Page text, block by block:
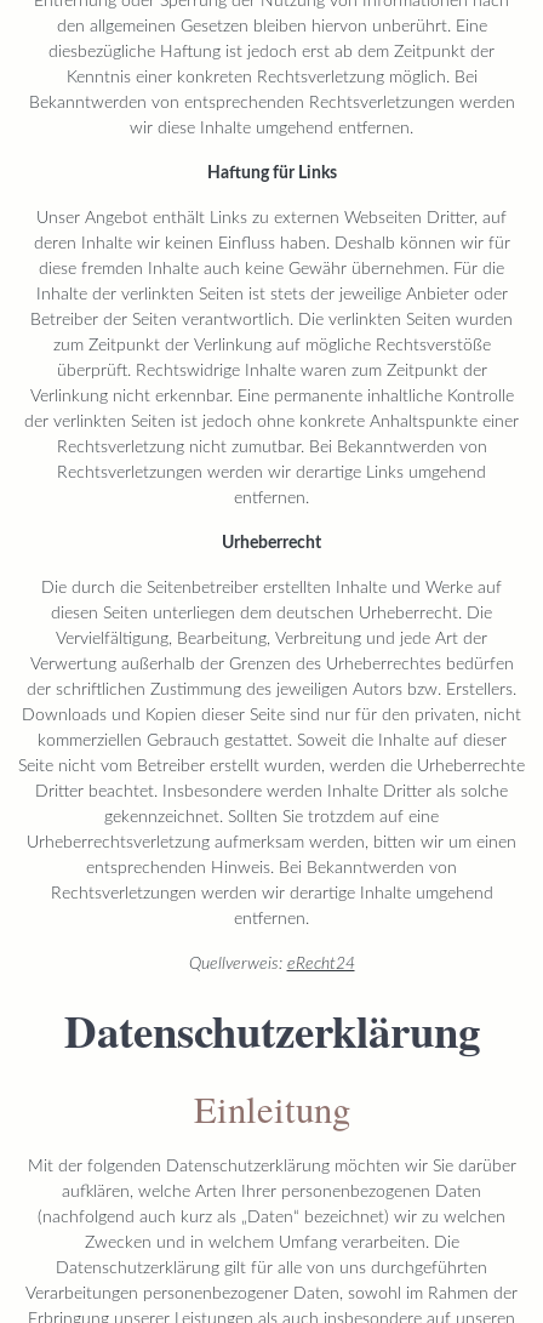
den allgemeinen Gesetzen bleiben hiervon unberührt. Eine
diesbezügliche Haftung ist jedoch erst ab dem Zeitpunkt der
Kenntnis einer konkreten Rechtsverletzung möglich. Bei
Bekanntwerden von entsprechenden Rechtsverletzungen werden
wir diese Inhalte umgehend entfernen.
Haftung für Links
Unser Angebot enthält Links zu externen Webseiten Dritter, auf
deren Inhalte wir keinen Einfluss haben. Deshalb können wir für
diese fremden Inhalte auch keine Gewähr übernehmen. Für die
Inhalte der verlinkten Seiten ist stets der jeweilige Anbieter oder
Betreiber der Seiten verantwortlich. Die verlinkten Seiten wurden
zum Zeitpunkt der Verlinkung auf mögliche Rechtsverstöße
überprüft. Rechtswidrige Inhalte waren zum Zeitpunkt der
Verlinkung nicht erkennbar. Eine permanente inhaltliche Kontrolle
der verlinkten Seiten ist jedoch ohne konkrete Anhaltspunkte einer
Rechtsverletzung nicht zumutbar. Bei Bekanntwerden von
Rechtsverletzungen werden wir derartige Links umgehend
entfernen.
Urheberrecht
Die durch die Seitenbetreiber erstellten Inhalte und Werke auf
diesen Seiten unterliegen dem deutschen Urheberrecht. Die
Vervielfältigung, Bearbeitung, Verbreitung und jede Art der
Verwertung außerhalb der Grenzen des Urheberrechtes bedürfen
der schriftlichen Zustimmung des jeweiligen Autors bzw. Erstellers.
Downloads und Kopien dieser Seite sind nur für den privaten, nicht
kommerziellen Gebrauch gestattet. Soweit die Inhalte auf dieser
Seite nicht vom Betreiber erstellt wurden, werden die Urheberrechte
Dritter beachtet. Insbesondere werden Inhalte Dritter als solche
gekennzeichnet. Sollten Sie trotzdem auf eine
Urheberrechtsverletzung aufmerksam werden, bitten wir um einen
entsprechenden Hinweis. Bei Bekanntwerden von
Rechtsverletzungen werden wir derartige Inhalte umgehend
entfernen.
Quellverweis: eRecht24
Datenschutzerklärung
Einleitung
Mit der folgenden Datenschutzerklärung möchten wir Sie darüber
aufklären, welche Arten Ihrer personenbezogenen Daten
(nachfolgend auch kurz als „Daten“ bezeichnet) wir zu welchen
Zwecken und in welchem Umfang verarbeiten. Die
Datenschutzerklärung gilt für alle von uns durchgeführten
Verarbeitungen personenbezogener Daten, sowohl im Rahmen der